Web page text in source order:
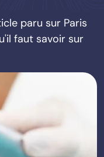
paru sur Paris
faut savoir sur